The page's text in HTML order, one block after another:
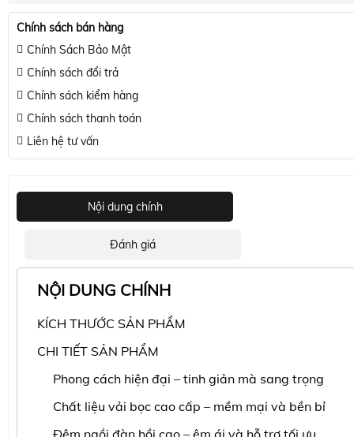
Chính sách bán hàng
Chính Sách Bảo Mật
Chính sách đổi trả
Chính sách kiểm hàng
Chính sách thanh toán
Liên hệ tư vấn
Nội dung chính
Đánh giá
NỘI DUNG CHÍNH
KÍCH THƯỚC SẢN PHẨM
CHI TIẾT SẢN PHẨM
Phong cách hiện đại – tinh giản mà sang trọng
Chất liệu vải bọc cao cấp – mềm mại và bền bỉ